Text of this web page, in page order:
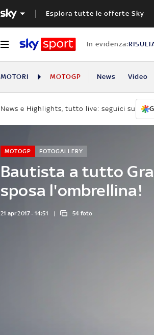
Esplora tutte le offerte Sky
In evidenza:
MOTORI MOTOGP News Video
News e Highlights, tutto live: seguici su
Bautista a tutto
sposa l'ombrellina!
MOTOGP FOTOGALLERY
21 apr 2017 - 14:51 54 foto